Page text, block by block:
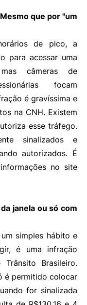
que por "um
de pico, a
para acessar uma
câmeras de
focam
é gravíssima e
na CNH. Existem
esse tráfego.
sinalizados e
autorizados. É
no site
janela ou só com
simples hábito e
é uma infração
Brasileiro.
é permitido colocar
for sinalizada